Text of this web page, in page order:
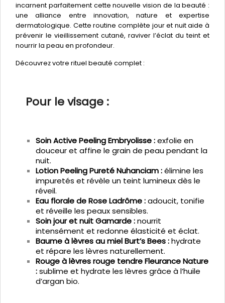
incarnent parfaitement cette nouvelle vision de la beauté :
une alliance entre innovation, nature et expertise
dermatologique. Cette routine complète jour et nuit aide à
prévenir le vieillissement cutané, raviver l’éclat du teint et
nourrir la peau en profondeur.
Découvrez votre rituel beauté complet :
Pour le visage :
Soin Active Peeling Embryolisse :exfolie en
douceur et affine le grain de peau pendant la
nuit.
Lotion Peeling Pureté Nuhanciam :élimine les
impuretés et révèle un teint lumineux dès le
réveil.
Eau florale de Rose Ladrôme :adoucit, tonifie
et réveille les peaux sensibles.
Soin jour et nuit Gamarde :nourrit
intensément et redonne élasticité et éclat.
Baume à lèvres au miel Burt’s Bees :hydrate
et répare les lèvres naturellement.
Rouge à lèvres rouge tendre Fleurance Nature
:sublime et hydrate les lèvres grâce à l’huile
d’argan bio.